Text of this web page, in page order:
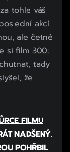
tohle váš
akcí
ale četné
si film 300:
tady
že
FILMU
NADŠENÝ.
POHŘBIL